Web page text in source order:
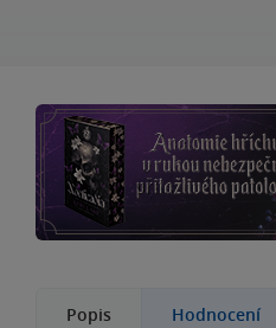
Popis Hodnocení